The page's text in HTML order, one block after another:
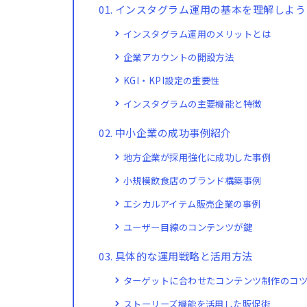
インスタグラム運用の基本を理解しよう
インスタグラム運用のメリットとは
企業アカウントの開設方法
KGI・KPI設定の重要性
インスタグラムの主要機能と特徴
中小企業の成功事例紹介
地方企業が採用強化に成功した事例
小規模飲食店のブランド構築事例
エシカルアイテム販売企業の事例
ユーザー目線のコンテンツが鍵
具体的な運用戦略と活用方法
ターゲットに合わせたコンテンツ制作のコツ
ストーリーズ機能を活用した販促術